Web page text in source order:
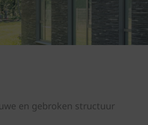
en gebroken structuur